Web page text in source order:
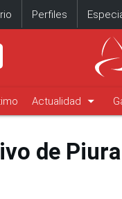
Perfiles
Actualidad arrow_drop_down
de